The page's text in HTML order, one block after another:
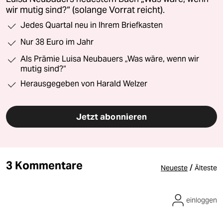
wir mutig sind?“ (solange Vorrat reicht).
Jedes Quartal neu in Ihrem Briefkasten
Nur 38 Euro im Jahr
Als Prämie Luisa Neubauers „Was wäre, wenn wir
mutig sind?“
Herausgegeben von Harald Welzer
Jetzt abonnieren
3 Kommentare Neueste / Älteste
einloggen